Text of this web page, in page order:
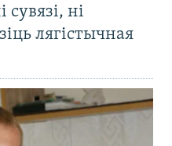
сувязі, ні
лягістычная